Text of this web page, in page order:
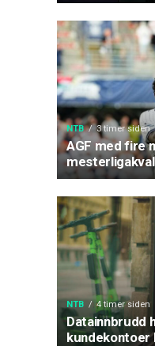
NTB 3 timer siden
AGF med fire
NTB 4 timer siden
Datainnbrudd
kundekontoer